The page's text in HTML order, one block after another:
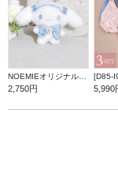
2,750円 5,990